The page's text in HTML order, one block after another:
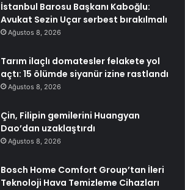
İstanbul Barosu Başkanı Kaboğlu:
Avukat Sezin Uçar serbest bırakılmalı
Ağustos 8, 2026
Tarım ilaçlı domatesler felakete yol
açtı: 15 ölümde siyanür izine rastlandı
Ağustos 8, 2026
Çin, Filipin gemilerini Huangyan
Dao’dan uzaklaştırdı
Ağustos 8, 2026
Bosch Home Comfort Group’tan İleri
Teknoloji Hava Temizleme Cihazları